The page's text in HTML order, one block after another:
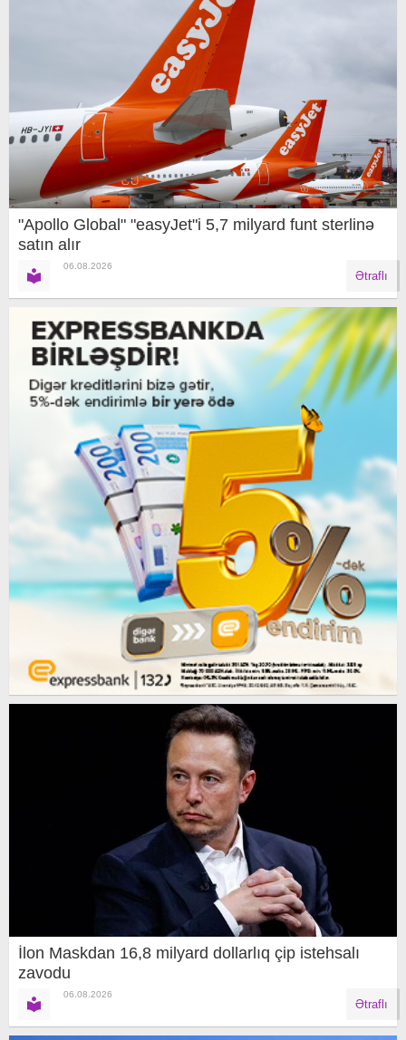
"Apollo Global" "easyJet"i 5,7 milyard funt sterlinə
satın alır
06.08.2026
Ətraflı
İlon Maskdan 16,8 milyard dollarlıq çip istehsalı
zavodu
06.08.2026
Ətraflı